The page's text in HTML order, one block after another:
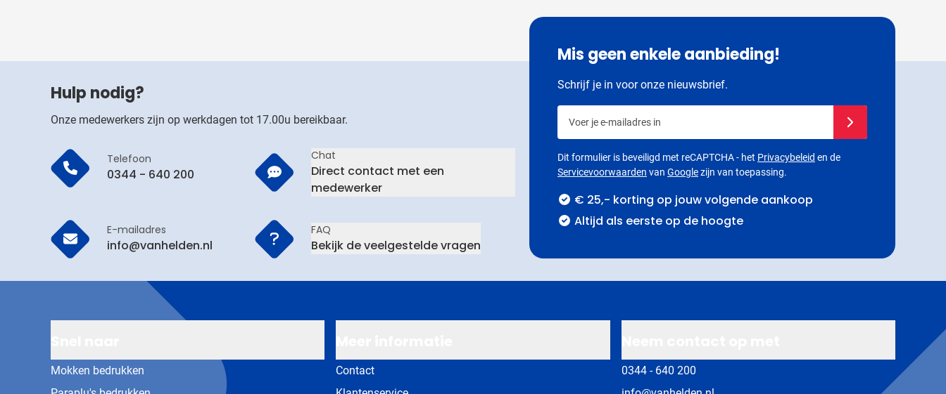
Hulp nodig?
Onze medewerkers zijn op werkdagen tot 17.00u bereikbaar.
Telefoon
0344 - 640 200
Chat
Direct contact met een
medewerker
E-mailadres
info@vanhelden.nl
FAQ
Bekijk de veelgestelde vragen
Mis geen enkele aanbieding!
Schrijf je in voor onze nieuwsbrief.
Dit formulier is beveiligd met reCAPTCHA - het Privacybeleid en de
Servicevoorwaarden van Googlezijn van toepassing.
€ 25,- korting op jouw volgende aankoop
Altijd als eerste op de hoogte
Mokken bedrukken
Contact
0344 - 640 200